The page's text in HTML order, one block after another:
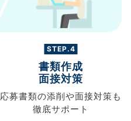
STEP.4
書類作成
面接対策
応募書類の添削や面接対策も
徹底サポート